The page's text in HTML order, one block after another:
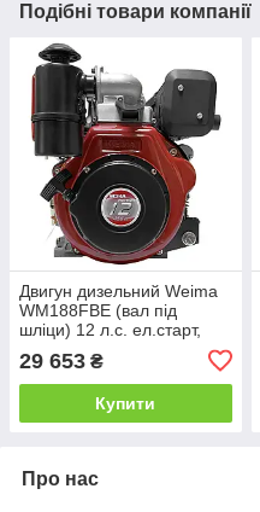
Подібні товари компанії
Двигун дизельний Weima
WM188FBE (вал під
шліци) 12 л.с. ел.старт,
29 653 ₴
Купити
Про нас